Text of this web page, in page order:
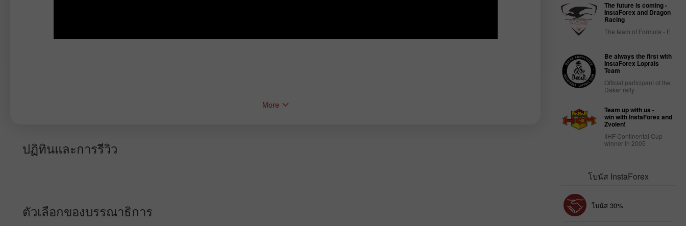
More
ปฏิทินและการรีวิว
ตัวเลือกของบรรณาธิการ
The future is coming -
InstaForex and Dragon
Racing
The team of Formula - E
Be always the first with
InstaForex Loprais
Team
Official participant of the
Dakar rally
Team up with us -
win with InstaForex and
Zvolen!
IIHF Continental Cup
winner in 2005
โบนัส InstaForex
Chancy deposit